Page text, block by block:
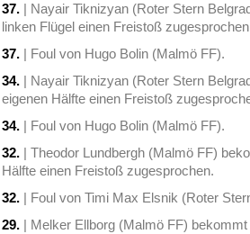
37. | Nayair Tiknizyan (Roter Stern
linken Flügel einen Freistoß
37. | Foul von Hugo Bolin (Malmö FF).
34. | Nayair Tiknizyan (Roter Stern
eigenen Hälfte einen Freistoß
34. | Foul von Hugo Bolin (Malmö FF).
32. | Theodor Lundbergh (Malmö FF)
Hälfte einen Freistoß zugesprochen.
32. | Foul von Timi Max Elsnik (Roter
29. | Melker Ellborg (Malmö FF)